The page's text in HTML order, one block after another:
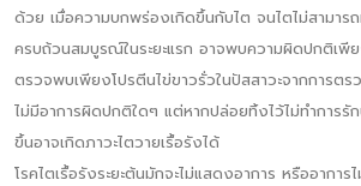
ด้วย เมื่อความบกพร่องเกิดขึ้นกับไต จนไตไม่สามาร
ครบถ้วนสมบูรณ์ในระยะแรก อาจพบความผิดปกติเพี
ตรวจพบเพียงโปรตีนไข่ขาวรั่วในปัสสาวะจากการตร
ไม่มีอาการผิดปกติใดๆ แต่หากปล่อยทิ้งไว้ไม่ทำการรั
ขึ้นอาจเกิดภาวะไตวายเรื้อรังได้
โรคไตเรื้อรังระยะต้นมักจะไม่แสดงอาการ หรืออาการ